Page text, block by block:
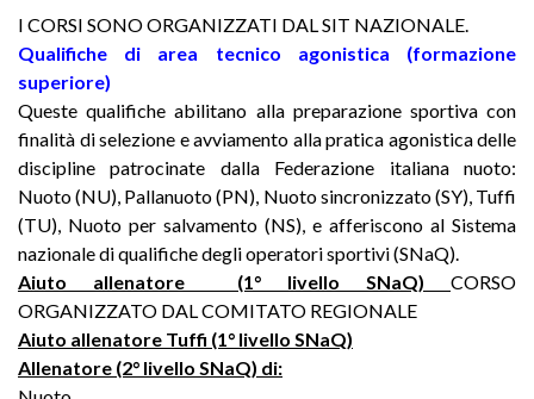
I CORSI SONO ORGANIZZATI DAL SIT NAZIONALE.
Qualifiche di area tecnico agonistica (formazione
superiore)
Queste qualifiche abilitano alla preparazione sportiva con
finalità di selezione e avviamento alla pratica agonistica delle
discipline patrocinate dalla Federazione italiana nuoto:
Nuoto (NU), Pallanuoto (PN), Nuoto sincronizzato (SY), Tuffi
(TU), Nuoto per salvamento (NS), e afferiscono al Sistema
nazionale di qualifiche degli operatori sportivi (SNaQ).
Aiuto allenatore (1° livello SNaQ) CORSO
ORGANIZZATO DAL COMITATO REGIONALE
Aiuto allenatore Tuffi (1° livello SNaQ)
Allenatore (2° livello SNaQ) di: